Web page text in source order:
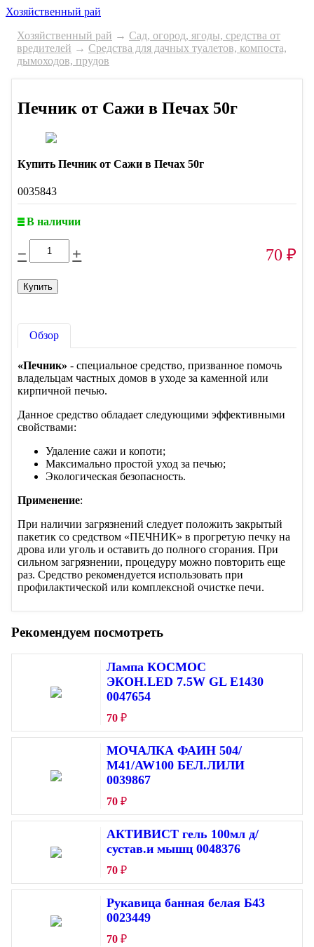
Хозяйственный рай
Хозяйственный рай → Сад, огород, ягоды, средства от
вредителей → Средства для дачных туалетов, компоста,
дымоходов, прудов
Печник от Сажи в Печах 50г
Купить Печник от Сажи в Печах 50г
0035843
В наличии
− + 70 ₽
Обзор
«Печник» - специальное средство, призванное помочь
владельцам частных домов в уходе за каменной или
кирпичной печью.
Данное средство обладает следующими эффективными
свойствами:
Удаление сажи и копоти;
Максимально простой уход за печью;
Экологическая безопасность.
Применение:
При наличии загрязнений следует положить закрытый
пакетик со средством «ПЕЧНИК» в прогретую печку на
дрова или уголь и оставить до полного сгорания. При
сильном загрязнении, процедуру можно повторить еще
раз. Средство рекомендуется использовать при
профилактической или комплексной очистке печи.
Рекомендуем посмотреть
Лампа КОСМОС
ЭКОН.LED 7.5W GL E1430
0047654
70 ₽
МОЧАЛКА ФАИН 504/
М41/AW100 БЕЛ.ЛИЛИ
0039867
70 ₽
АКТИВИСТ гель 100мл д/
сустав.и мышц 0048376
70 ₽
Рукавица банная белая Б43
0023449
70 ₽